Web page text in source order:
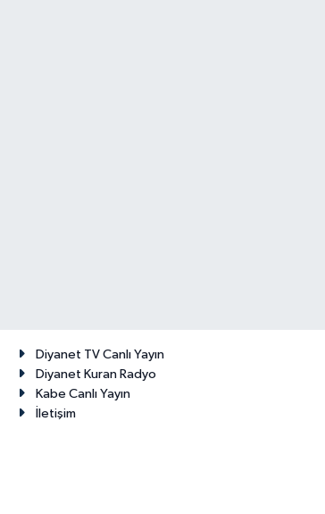
Diyanet TV Canlı Yayın
Diyanet Kuran Radyo
Kabe Canlı Yayın
İletişim